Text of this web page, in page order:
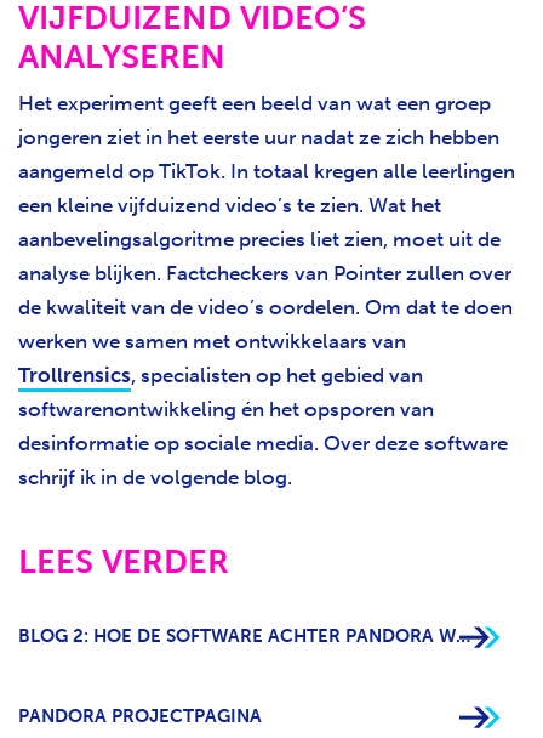
VIJFDUIZEND VIDEO’S
ANALYSEREN
Het experiment geeft een beeld van wat een groep
jongeren ziet in het eerste uur nadat ze zich hebben
aangemeld op TikTok. In totaal kregen alle leerlingen
een kleine vijfduizend video’s te zien. Wat het
aanbevelingsalgoritme precies liet zien, moet uit de
analyse blijken. Factcheckers van Pointer zullen over
de kwaliteit van de video’s oordelen. Om dat te doen
werken we samen met ontwikkelaars van
Trollrensics, specialisten op het gebied van
softwarenontwikkeling én het opsporen van
desinformatie op sociale media. Over deze software
schrijf ik in de volgende blog.
LEES VERDER
BLOG 2: HOE DE SOFTWARE ACHTER PANDORA WERKT
PANDORA PROJECTPAGINA